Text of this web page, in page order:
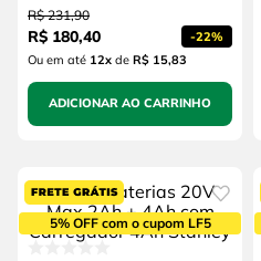
R$ 231,90
R$ 180,40 -22%
Ou em até 12xde R$ 15,83
ADICIONAR AO CARRINHO
5% OFF com o cupom LF5